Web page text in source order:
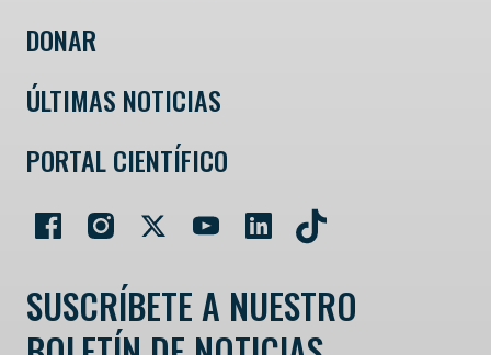
DONAR
ÚLTIMAS NOTICIAS
PORTAL CIENTÍFICO
SUSCRÍBETE A NUESTRO